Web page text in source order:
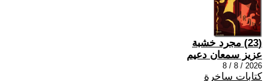
(23) مجرد خشبة
عزيز سمعان دعيم
2026 / 8 / 8
كتابات ساخرة